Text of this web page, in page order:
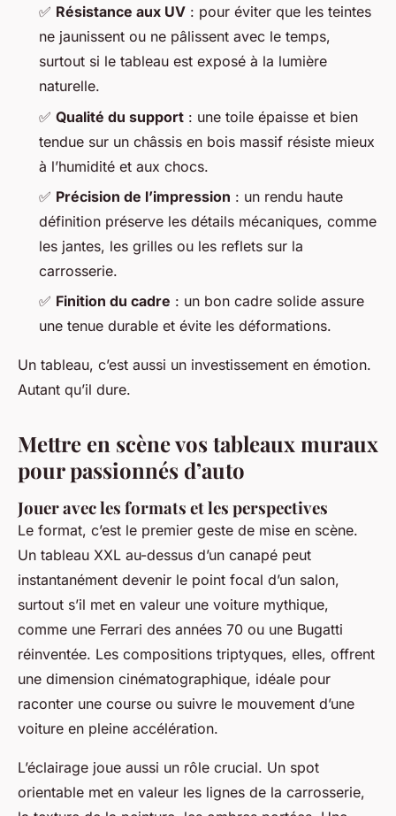
✅ Résistance aux UV : pour éviter que les teintes
ne jaunissent ou ne pâlissent avec le temps,
surtout si le tableau est exposé à la lumière
naturelle.
✅ Qualité du support : une toile épaisse et bien
tendue sur un châssis en bois massif résiste mieux
à l’humidité et aux chocs.
✅ Précision de l’impression : un rendu haute
définition préserve les détails mécaniques, comme
les jantes, les grilles ou les reflets sur la
carrosserie.
✅ Finition du cadre : un bon cadre solide assure
une tenue durable et évite les déformations.
Un tableau, c’est aussi un investissement en émotion.
Autant qu’il dure.
Mettre en scène vos tableaux muraux
pour passionnés d’auto
Jouer avec les formats et les perspectives
Le format, c’est le premier geste de mise en scène.
Un tableau XXL au-dessus d’un canapé peut
instantanément devenir le point focal d’un salon,
surtout s’il met en valeur une voiture mythique,
comme une Ferrari des années 70 ou une Bugatti
réinventée. Les compositions triptyques, elles, offrent
une dimension cinématographique, idéale pour
raconter une course ou suivre le mouvement d’une
voiture en pleine accélération.
L’éclairage joue aussi un rôle crucial. Un spot
orientable met en valeur les lignes de la carrosserie,